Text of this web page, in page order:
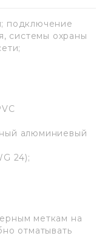
подключение
системы охраны
алюминиевый
24);
меткам на
отматывать